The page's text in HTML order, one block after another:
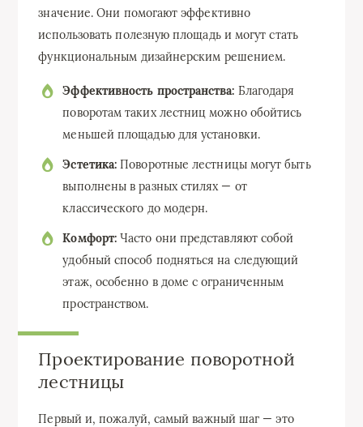
значение. Они помогают эффективно
использовать полезную площадь и могут стать
функциональным дизайнерским решением.
Эффективность пространства: Благодаря
поворотам таких лестниц можно обойтись
меньшей площадью для установки.
Эстетика: Поворотные лестницы могут быть
выполнены в разных стилях — от
классического до модерн.
Комфорт: Часто они представляют собой
удобный способ подняться на следующий
этаж, особенно в доме с ограниченным
пространством.
Проектирование поворотной
лестницы
Первый и, пожалуй, самый важный шаг — это